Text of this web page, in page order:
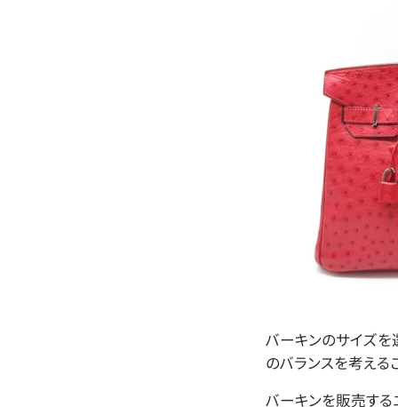
バーキンのサイズ
のバランスを考える
バーキンを販売す